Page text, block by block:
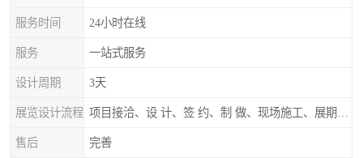
服务时间 24小时在线
服务 一站式服务
设计周期 3天
展览设计流程
售后 完善